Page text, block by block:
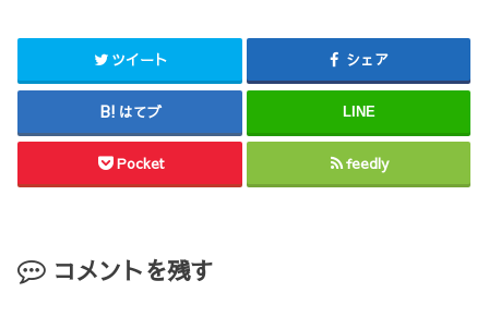
ツイート シェア
はてブ LINE
Pocket feedly
コメントを残す